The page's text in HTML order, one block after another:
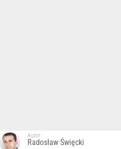
Autor:
Radosław Święcki